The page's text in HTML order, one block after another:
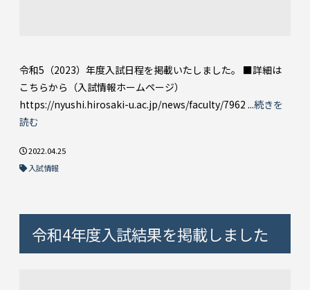
令和5（2023）年度入試日程を掲載いたしました。 ■詳細は
こちらから（入試情報ホームページ）
https://nyushi.hirosaki-u.ac.jp/news/faculty/7962 ...続きを
読む
2022.04.25
入試情報
令和4年度入試結果を掲載しました